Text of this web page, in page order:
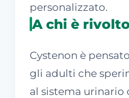
personalizzato.
A chi è
Cystenon è
gli adulti che
al sistema urinario